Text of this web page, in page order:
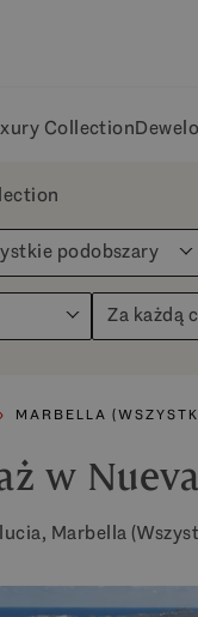
Collection
podobszary
Za każdą
MARBELLA
w
Marbella